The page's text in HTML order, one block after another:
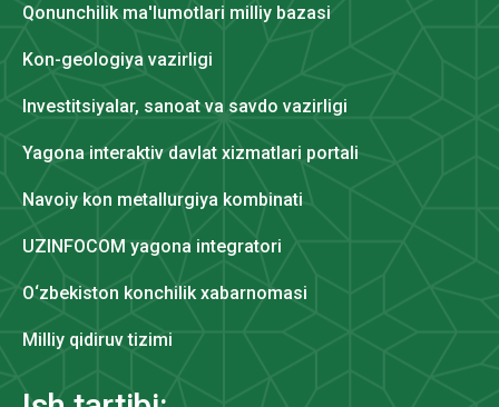
Qonunchilik ma'lumotlari milliy bazasi
Kon-geologiya vazirligi
Investitsiyalar, sanoat va savdo vazirligi
Yagona interaktiv davlat xizmatlari portali
Navoiy kon metallurgiya kombinati
UZINFOCOM yagona integratori
O‘zbekiston konchilik xabarnomasi
Milliy qidiruv tizimi